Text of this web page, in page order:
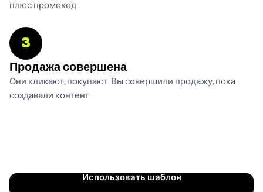
плюс промокод.
3
Продажа совершена
Они кликают, покупают. Вы совершили продажу, пока
создавали контент.
Использовать шаблон